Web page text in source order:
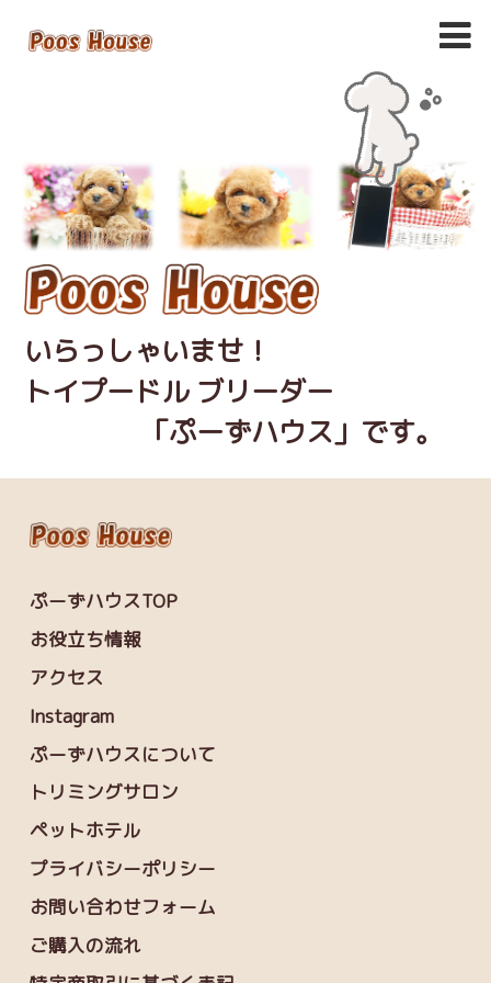
いらっしゃいませ！
トイプードル ブリーダー
「ぷーずハウス」です。
ぷーずハウスTOP
お役立ち情報
アクセス
Instagram
ぷーずハウスについて
トリミングサロン
ペットホテル
プライバシーポリシー
お問い合わせフォーム
ご購入の流れ